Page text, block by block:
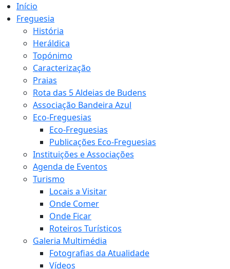
Início
Freguesia
História
Heráldica
Topónimo
Caracterização
Praias
Rota das 5 Aldeias de Budens
Associação Bandeira Azul
Eco-Freguesias
Eco-Freguesias
Publicações Eco-Freguesias
Instituições e Associações
Agenda de Eventos
Turismo
Locais a Visitar
Onde Comer
Onde Ficar
Roteiros Turísticos
Galeria Multimédia
Fotografias da Atualidade
Vídeos